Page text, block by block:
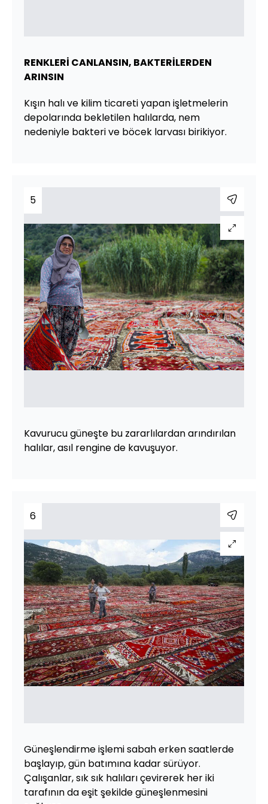
RENKLERİ CANLANSIN, BAKTERİLERDEN
ARINSIN
Kışın halı ve kilim ticareti yapan işletmelerin
depolarında bekletilen halılarda, nem
nedeniyle bakteri ve böcek larvası birikiyor.
5
Kavurucu güneşte bu zararlılardan arındırılan
halılar, asıl rengine de kavuşuyor.
6
Güneşlendirme işlemi sabah erken saatlerde
başlayıp, gün batımına kadar sürüyor.
Çalışanlar, sık sık halıları çevirerek her iki
tarafının da eşit şekilde güneşlenmesini